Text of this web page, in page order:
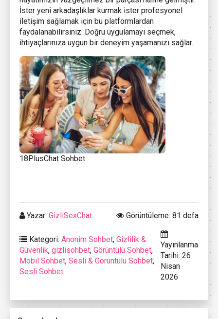
İster yeni arkadaşlıklar kurmak ister profesyonel
iletişim sağlamak için bu platformlardan
faydalanabilirsiniz. Doğru uygulamayı seçmek,
ihtiyaçlarınıza uygun bir deneyim yaşamanızı sağlar.
18PlusChat Sohbet
Yazar: GizliSexChat Görüntüleme: 81 defa
Kategori: Anonim Sohbet, Gizlilik &
Güvenlik, gizlisohbet, Görüntülü Sohbet,
Mobil Sohbet, Sesli & Görüntülü Sohbet,
Sesli Sohbet
Yayınlanma
Tarihi: 26
Nisan
2026